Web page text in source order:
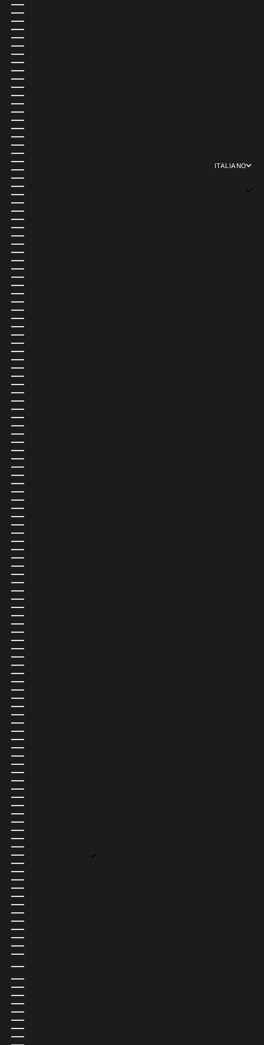
ISOLA CHRISTMAS (USD $)
ISOLA NORFOLK (USD $)
ISOLA DI MAN (USD $)
ISOLE ÅLAND (USD $)
ISOLE CAYMAN (USD $)
ISOLE COCOS (KEELING) (USD $)
ISOLE COOK (USD $)
ISOLE FÆR ØER (USD $)
ISOLE FALKLAND (USD $)
ISOLE PITCAIRN (USD $)
ISOLE SALOMONE (USD $)
ISOLE TURKS E CAICOS (USD $)
ISOLE VERGINI BRITANNICHE (USD $)
ISRAELE (USD $)
ITALIA (EUR €)
JERSEY (USD $)
KAZAKISTAN (USD $)
KENYA (USD $)
KIRGHIZISTAN (USD $)
KIRIBATI (USD $)
KOSOVO (USD $)
KUWAIT (USD $)
LAOS (USD $)
LESOTHO (USD $)
LETTONIA (EUR €)
LIBANO (USD $)
LIBERIA (USD $)
LIBIA (USD $)
LIECHTENSTEIN (USD $)
LITUANIA (EUR €)
LUSSEMBURGO (EUR €)
MACEDONIA DEL NORD (USD $)
MADAGASCAR (USD $)
MALAWI (USD $)
MALAYSIA (USD $)
MALDIVE (USD $)
MALI (USD $)
MALTA (USD $)
MAROCCO (USD $)
MARTINICA (USD $)
MAURITANIA (USD $)
MAURITIUS (USD $)
MAYOTTE (USD $)
MESSICO (MXN $)
MOLDAVIA (USD $)
MONACO (EUR €)
MONGOLIA (USD $)
MONTENEGRO (USD $)
MONTSERRAT (USD $)
MOZAMBICO (USD $)
MYANMAR (BIRMANIA) (USD $)
NAMIBIA (USD $)
NAURU (USD $)
NEPAL (USD $)
NICARAGUA (USD $)
NIGER (USD $)
NIGERIA (USD $)
NIUE (USD $)
NORVEGIA (NOK KR)
NUOVA CALEDONIA (USD $)
NUOVA ZELANDA (NZD $)
OMAN (USD $)
PAESI BASSI (EUR €)
PAKISTAN (USD $)
PANAMÁ (USD $)
PAPUA NUOVA GUINEA (USD $)
PARAGUAY (USD $)
PERÙ (USD $)
POLINESIA FRANCESE (USD $)
POLONIA (PLN ZŁ)
PORTOGALLO (EUR €)
RAS DI HONG KONG (USD $)
RAS DI MACAO (USD $)
REGNO UNITO (GBP £)
REPUBBLICA CENTRAFRICANA (USD $)
REPUBBLICA DOMINICANA (USD $)
RIUNIONE (USD $)
ROMANIA (USD $)
RUANDA (USD $)
RUSSIA (USD $)
SAHARA OCCIDENTALE (USD $)
SAINT KITTS E NEVIS (USD $)
SAINT LUCIA (USD $)
SAINT MARTIN (USD $)
SAINT VINCENT E GRENADINE (USD $)
SAINT-BARTHÉLEMY (USD $)
SAINT-PIERRE E MIQUELON (USD $)
SAMOA (USD $)
SAN MARINO (USD $)
SANT’ELENA (USD $)
SÃO TOMÉ E PRÍNCIPE (USD $)
SENEGAL (USD $)
SERBIA (USD $)
SEYCHELLES (USD $)
SIERRA LEONE (USD $)
SINGAPORE (SGD $)
SINT MAARTEN (USD $)
SLOVACCHIA (EUR €)
SLOVENIA (EUR €)
SOMALIA (USD $)
SPAGNA (EUR €)
SRI LANKA (USD $)
STATI UNITI (USD $)
SUD SUDAN (USD $)
SUDAFRICA (USD $)
SUDAN (USD $)
SURINAME (USD $)
SVALBARD E JAN MAYEN (USD $)
SVEZIA (SEK KR)
SVIZZERA (CHF CHF)
TAGIKISTAN (USD $)
TAIWAN (USD $)
TANZANIA (USD $)
TERRE AUSTRALI FRANCESI (USD $)
TERRITORI PALESTINESI (USD $)
THAILANDIA (USD $)
TIMOR EST (USD $)
TOGO (USD $)
TOKELAU (USD $)
TONGA (USD $)
TRINIDAD E TOBAGO (USD $)
TRISTAN DA CUNHA (USD $)
TUNISIA (USD $)
ITALIANO